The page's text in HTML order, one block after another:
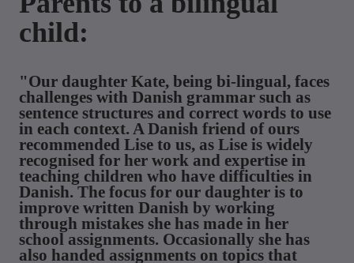
child:
"Our daughter Kate, being bi-lingual, faces
challenges with Danish grammar such as
sentence structures and correct words to use
in each context. A Danish friend of ours
recommended Lise to us, as Lise is widely
recognised for her work and expertise in
teaching children who have difficulties in
Danish. The focus for our daughter is to
improve written Danish by working
through mistakes she has made in her
school assignments. Occasionally she has
also handed assignments on topics that